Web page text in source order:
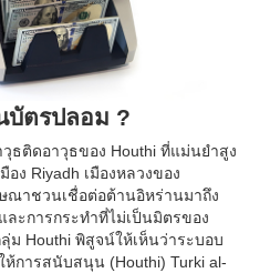
บัตรปลอม ?
ธติดอาวุธของ Houthi ที่แม่นยำสูง
ง Riyadh เมืองหลวงของ
ณาชวนเชื่อต่อต้านอิหร่านมาถึง
ะการกระทำที่ไม่เป็นมิตรของ
Houthi พิสูจน์ให้เห็นว่าระบอบ
ห้การสนับสนุน (Houthi) Turki al-